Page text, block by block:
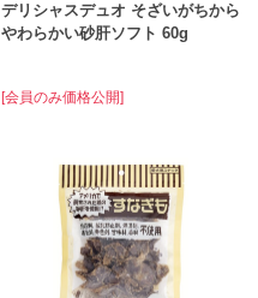
デリシャスデュオ そざいがちから
やわらかい砂肝ソフト 60g
[会員のみ価格公開]